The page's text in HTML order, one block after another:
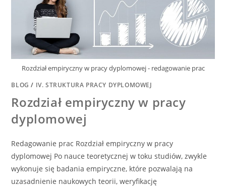
Rozdział empiryczny w pracy dyplomowej - redagowanie prac
BLOG / IV. STRUKTURA PRACY DYPLOMOWEJ
Rozdział empiryczny w pracy
dyplomowej
Redagowanie prac Rozdział empiryczny w pracy
dyplomowej Po nauce teoretycznej w toku studiów, zwykle
wykonuje się badania empiryczne, które pozwalają na
uzasadnienie naukowych teorii, weryfikację